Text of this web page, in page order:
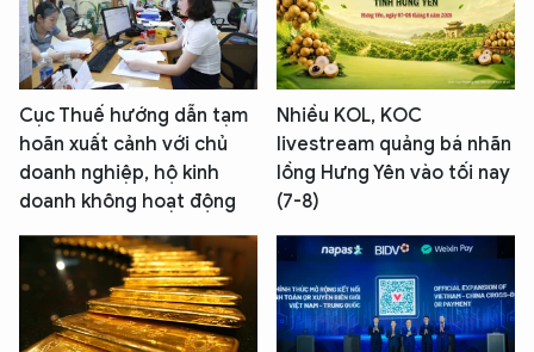
Cục Thuế hướng dẫn tạm
hoãn xuất cảnh với chủ
doanh nghiệp, hộ kinh
doanh không hoạt động
Nhiều KOL, KOC
livestream quảng bá nhãn
lồng Hưng Yên vào tối nay
(7-8)